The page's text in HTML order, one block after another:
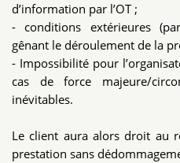
d’information par l’OT ;
- conditions extérieures
gênant le déroulement de la
- Impossibilité pour
cas de force majeure/
inévitables.
Le client aura alors droit au
prestation sans